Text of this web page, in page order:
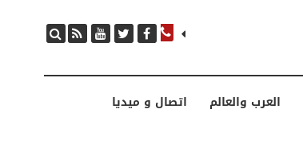
مصدر سعودي لـCNN: التطبيع مع إسرائيل مرهون بمسار لا رجعة فيه نحو إقامة دولة فلسطينية
العرب والعالم اتصال و ميديا